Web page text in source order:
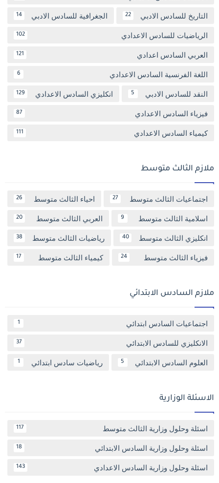
التاريخ للسادس الادبي 22 الجغرافية للسادس الادبي 14
الرياضيات للسادس الاعدادي 102
العربي السادس اعدادي 121
اللغة الفرنسية السادس الاعدادي 6
النقد للسادس الادبي 5 انكليزي السادس الاعدادي 129
فيزياء السادس الاعدادي 87
كيمياء السادس الاعدادي 111
ملازم الثالث متوسط
اجتماعيات الثالث متوسط 27 احياء الثالث متوسط 26
اسلامية الثالث متوسط 9 العربي الثالث متوسط 20
انكليزي الثالث متوسط 40 رياضيات الثالث متوسط 38
فيزياء الثالث متوسط 24 كيمياء الثالث متوسط 17
ملازم السادس الابتدائي
اجتماعيات السادس ابتدائي 1
الانكليزي للسادس الابتدائي 37
العلوم السادس الابتدائي 5 رياضيات سادس ابتدائي 1
الاسئلة الوزارية
اسئلة وحلول وزارية الثالث متوسط 117
اسئلة وحلول وزارية السادس الابتدائي 18
اسئلة وحلول وزارية السادس الاعدادي 143